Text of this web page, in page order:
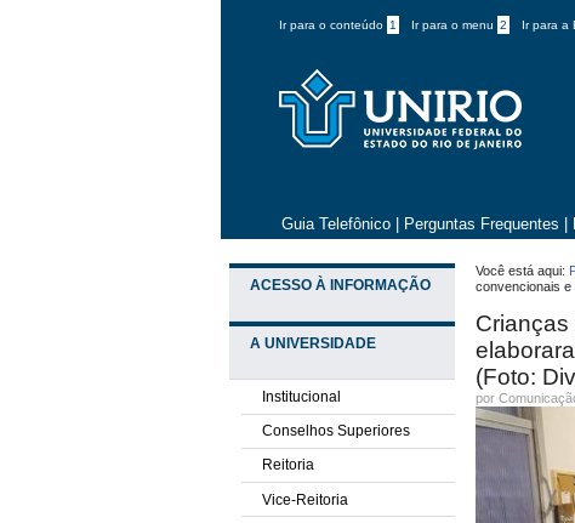
Ir para o conteúdo 1 Ir para o menu 2 Ir para a
Guia Telefônico Perguntas Frequentes
ACESSO À INFORMAÇÃO
A UNIVERSIDADE
Institucional
Conselhos Superiores
Reitoria
Vice-Reitoria
Você está aqui:
convencionais
(Foto:
por